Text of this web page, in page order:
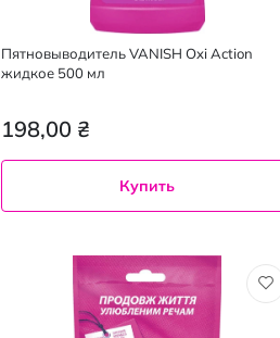
Пятновыводитель VANISH Oxi Action
жидкое 500 мл
198,00 ₴
Купить